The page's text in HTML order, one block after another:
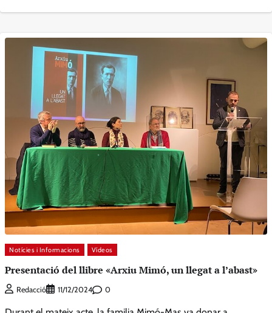
Notícies i Informacions Vídeos
Presentació del llibre «Arxiu Mimó, un llegat a l’abast»
Redacció 11/12/2024 0